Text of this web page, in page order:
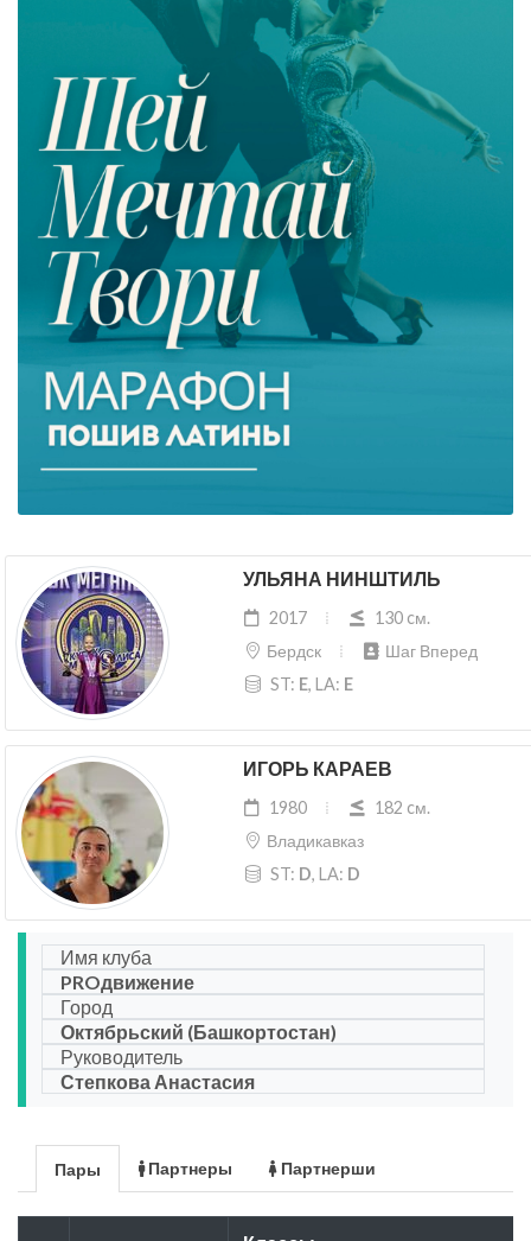
УЛЬЯНА НИНШТИЛЬ
2017
130 cм.
Бердск
Шаг Вперед
ST: E, LA: E
ИГОРЬ КАРАЕВ
1980
182 cм.
Владикавказ
ST: D, LA: D
Имя клуба
PROдвижение
Город
Октябрьский (Башкортостан)
Руководитель
Степкова Анастасия
Пары Партнеры Партнерши